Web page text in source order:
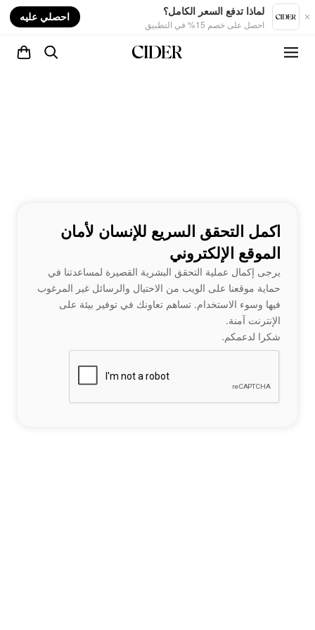
لماذا تدفع السعر الكامل؟
احصل على خصم 15% في التطبيق
احصلي عليه
اكمل التحقق السريع للإنسان لأمان
الموقع الإلكتروني
يرجى إكمال عملية التحقق البشرية القصيرة لمساعدتنا في
حماية موقعنا على الويب من الاحتيال والرسائل غير المرغوب
فيها وسوء الاستخدام. تساهم تعاونك في توفير بيئة على
الإنترنت آمنة.
شكرا لدعمكم.